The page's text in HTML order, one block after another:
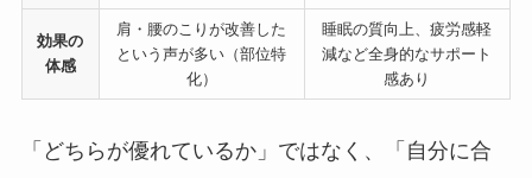
効果の
体感
肩・腰のこりが改善した
という声が多い（部位特
化）
睡眠の質向上、疲労感軽
減など全身的なサポート
感あり
「どちらが優れているか」ではなく、「自分に合